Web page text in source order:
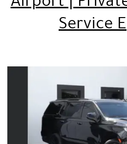
Service